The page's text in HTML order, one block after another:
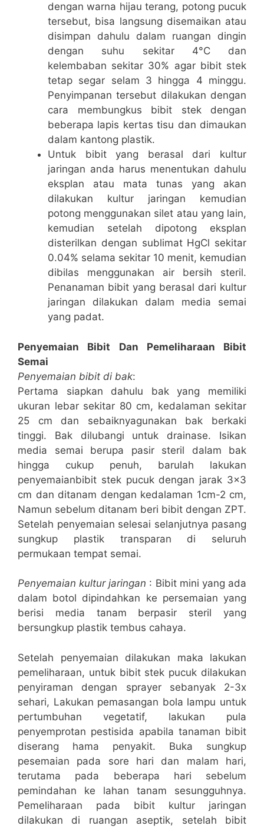
dengan warna hijau terang, potong pucuk
tersebut, bisa langsung disemaikan atau
disimpan dahulu dalam ruangan dingin
dengan suhu sekitar 4°C dan
kelembaban sekitar 30% agar bibit stek
tetap segar selam 3 hingga 4 minggu.
Penyimpanan tersebut dilakukan dengan
cara membungkus bibit stek dengan
beberapa lapis kertas tisu dan dimaukan
dalam kantong plastik.
Untuk bibit yang berasal dari kultur
jaringan anda harus menentukan dahulu
eksplan atau mata tunas yang akan
dilakukan kultur jaringan kemudian
potong menggunakan silet atau yang lain,
kemudian setelah dipotong eksplan
disterilkan dengan sublimat HgCl sekitar
0.04% selama sekitar 10 menit, kemudian
dibilas menggunakan air bersih steril.
Penanaman bibit yang berasal dari kultur
jaringan dilakukan dalam media semai
yang padat.
Penyemaian Bibit Dan Pemeliharaan Bibit
Semai
Penyemaian bibit di bak:
Pertama siapkan dahulu bak yang memiliki
ukuran lebar sekitar 80 cm, kedalaman sekitar
25 cm dan sebaiknyagunakan bak berkaki
tinggi. Bak dilubangi untuk drainase. Isikan
media semai berupa pasir steril dalam bak
hingga cukup penuh, barulah lakukan
penyemaianbibit stek pucuk dengan jarak 3×3
cm dan ditanam dengan kedalaman 1cm-2 cm,
Namun sebelum ditanam beri bibit dengan ZPT.
Setelah penyemaian selesai selanjutnya pasang
sungkup plastik transparan di seluruh
permukaan tempat semai.
Penyemaian kultur jaringan : Bibit mini yang ada
dalam botol dipindahkan ke persemaian yang
berisi media tanam berpasir steril yang
bersungkup plastik tembus cahaya.
Setelah penyemaian dilakukan maka lakukan
pemeliharaan, untuk bibit stek pucuk dilakukan
penyiraman dengan sprayer sebanyak 2-3x
sehari, Lakukan pemasangan bola lampu untuk
pertumbuhan vegetatif, lakukan pula
penyemprotan pestisida apabila tanaman bibit
diserang hama penyakit. Buka sungkup
pesemaian pada sore hari dan malam hari,
terutama pada beberapa hari sebelum
pemindahan ke lahan tanam sesungguhnya.
Pemeliharaan pada bibit kultur jaringan
dilakukan di ruangan aseptik, setelah bibit